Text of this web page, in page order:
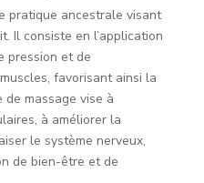
pratique ancestrale visant
Il consiste en l’application
pression et de
favorisant ainsi la
massage vise à
à améliorer la
le système nerveux,
de bien-être et de